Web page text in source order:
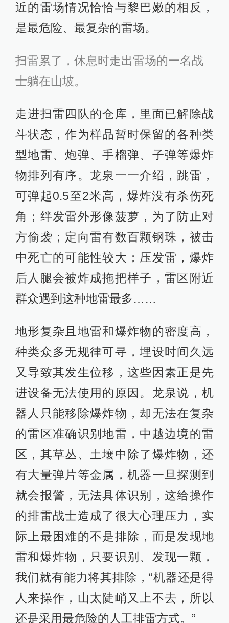
近的雷场情况恰恰与黎巴嫩的相反，
是最危险、最复杂的雷场。
扫雷累了，休息时走出雷场的一名战
士躺在山坡。
走进扫雷四队的仓库，里面已解除战
斗状态，作为样品暂时保留的各种类
型地雷、炮弹、手榴弹、子弹等爆炸
物排列有序。龙泉一一介绍，跳雷，
可弹起0.5至2米高，爆炸没有杀伤死
角；绊发雷外形像菠萝，为了防止对
方偷袭；定向雷有数百颗钢珠，被击
中死亡的可能性较大；压发雷，爆炸
后人腿会被炸成拖把样子，雷区附近
群众遇到这种地雷最多……
地形复杂且地雷和爆炸物的密度高，
种类众多无规律可寻，埋设时间久远
又导致其发生位移，这些因素正是先
进设备无法使用的原因。龙泉说，机
器人只能移除爆炸物，却无法在复杂
的雷区准确识别地雷，中越边境的雷
区，其草丛、土壤中除了爆炸物，还
有大量弹片等金属，机器一旦探测到
就会报警，无法具体识别，这给操作
的排雷战士造成了很大心理压力，实
际上最困难的不是排除，而是发现地
雷和爆炸物，只要识别、发现一颗，
我们就有能力将其排除，“机器还是得
人来操作，山太陡峭又上不去，所以
还是采用最危险的人工排雷方式。”